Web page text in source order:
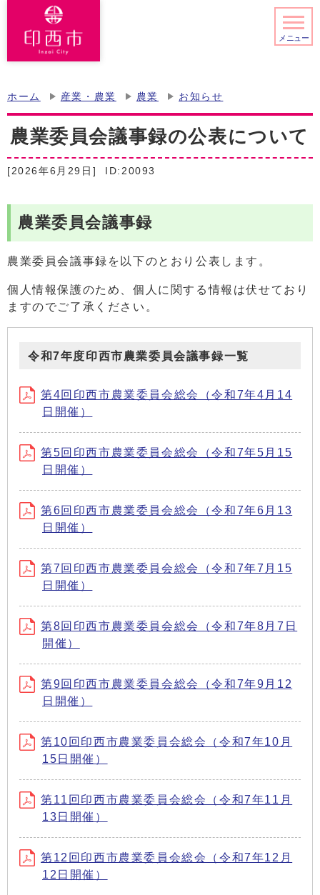
メニュー
ホーム 産業・農業 農業 お知らせ
農業委員会議事録の公表について
[2026年6月29日] ID:20093
農業委員会議事録
農業委員会議事録を以下のとおり公表します。
個人情報保護のため、個人に関する情報は伏せており
ますのでご了承ください。
令和7年度印西市農業委員会議事録一覧
第4回印西市農業委員会総会（令和7年4月14
日開催）
第5回印西市農業委員会総会（令和7年5月15
日開催）
第6回印西市農業委員会総会（令和7年6月13
日開催）
第7回印西市農業委員会総会（令和7年7月15
日開催）
第8回印西市農業委員会総会（令和7年8月7日
開催）
第9回印西市農業委員会総会（令和7年9月12
日開催）
第10回印西市農業委員会総会（令和7年10月
15日開催）
第11回印西市農業委員会総会（令和7年11月
13日開催）
第12回印西市農業委員会総会（令和7年12月
12日開催）